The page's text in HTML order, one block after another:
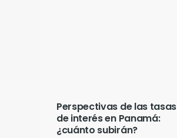
Perspectivas de las tasas
de interés en Panamá:
¿cuánto subirán?